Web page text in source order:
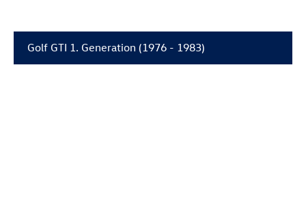
Golf GTI 1. Generation (1976 - 1983)